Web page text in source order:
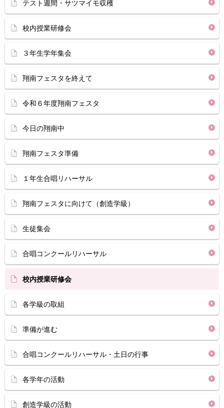
テスト週間・サツマイモ収穫
校内授業研修会
３年生学年集会
翔南フェスタを終えて
令和６年度翔南フェスタ
今日の翔南中
翔南フェスタ準備
１年生合唱リハーサル
翔南フェスタに向けて（創造学級）
生徒集会
合唱コンクールリハーサル
校内授業研修会
各学級の取組
準備が進む
合唱コンクールリハーサル・土日の行事
各学年の活動
創造学級の活動